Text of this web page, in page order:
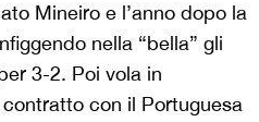
Mineiro e l’anno dopo la
nella “bella” gli
3-2. Poi vola in
con il Portuguesa